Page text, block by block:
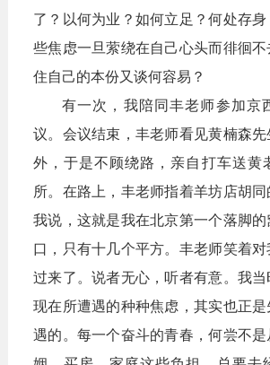
了？以何为业？如何立足？何处存
些焦虑一旦萦绕在自己心头而徘徊
住自己的本份又谈何容易？
有一次，我陪同丰老师参加京
议。会议结束，丰老师看见黄楠森
外，于是不顾绕路，亲自打车送黄
所。在路上，丰老师指着羊坊店胡
我说，这就是我在北京第一个落脚
口，只有十几个平方。丰老师笑着
过来了。说者无心，听者有意。我
现在所遭遇的种种焦虑，其实也正
遇的。每一个奋斗的青春，何尝不